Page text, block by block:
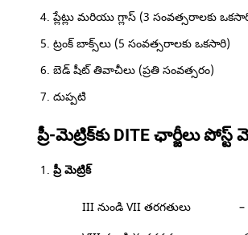
ప్లేట్లు మరియు గ్లాస్ (3 సంవత్సరాలకు
ట్రంక్ బాక్స్‌లు (5 సంవత్సరాలకు ఒకసారి)
బెడ్ షీట్ తివాచీలు (ప్రతి సంవత్సరం)
దుప్పటి
ప్రీ-మెట్రిక్‌కు DITE ఛార్జీలు పోస్ట్
ప్రీ మెట్రిక్
III నుండి VII తరగతులు – Board